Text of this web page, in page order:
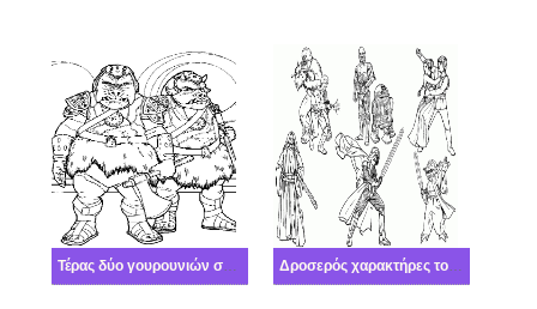
Τέρας δύο γουρουνιών στο Πόλεμος των άστρων Δροσερός χαρακτήρες του Πόλεμος των άστρων